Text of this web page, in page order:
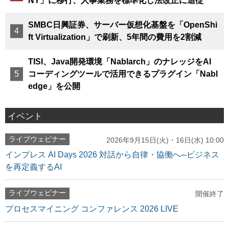
SMBC日興証券、サーバー仮想化基盤を「OpenShi
ft Virtualization」で刷新、5年間の費用を2割減
TISI、Java開発環境「Nablarch」のナレッジをAI
コーディングツールで活用できるプラグイン「Nabl
edge」を公開
イベント
ライブウェビナー 2026年9月15日(火)・16日(水) 10:00
インプレス AI Days 2026 対話から自律・協働へ─ビジネス
を再定義するAI
ライブウェビナー 開催終了
プロセスマイニング コンファレンス 2026 LIVE